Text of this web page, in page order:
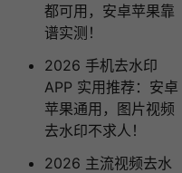
都可用，安卓苹果靠
谱实测！
2026 手机去水印
APP 实用推荐：安卓
苹果通用，图片视频
去水印不求人！
2026 主流视频去水